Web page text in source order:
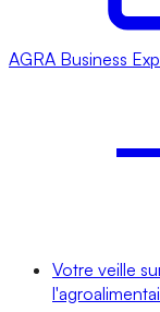
AGRA Business
Votre veille